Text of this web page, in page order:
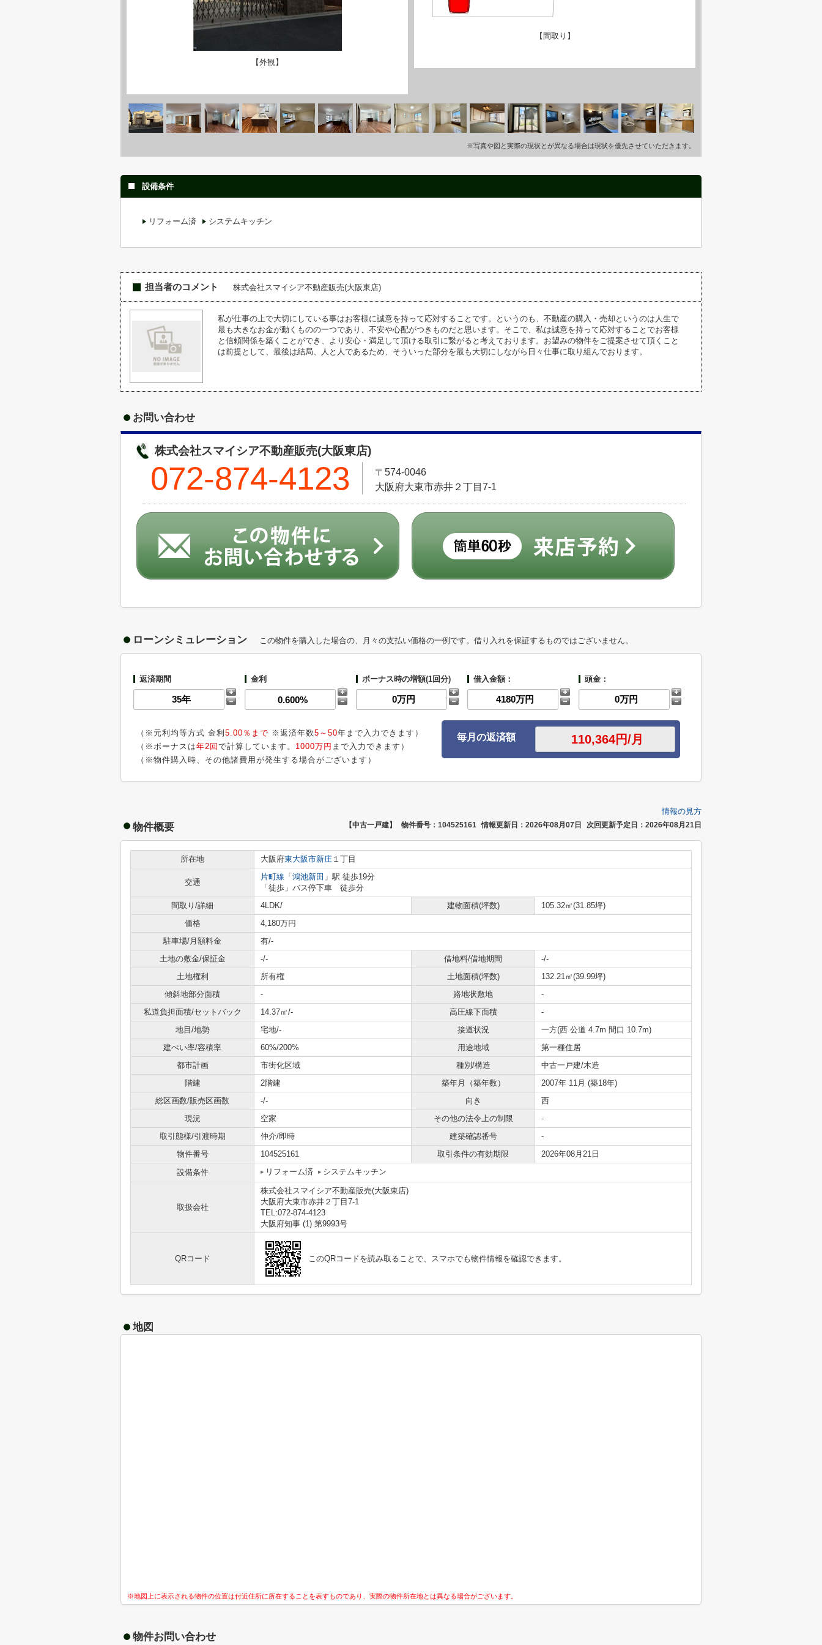
【外観】
【間取り】
※写真や図と実際の現状とが異なる場合は現状を優先させていただきます。
設備条件
リフォーム済 システムキッチン
担当者のコメント 株式会社スマイシア不動産販売(大阪東店)
私が仕事の上で大切にしている事はお客様に誠意を持って応対することです。というのも、不動産の購入・売却というのは人生で
最も大きなお金が動くものの一つであり、不安や心配がつきものだと思います。そこで、私は誠意を持って応対することでお客様
と信頼関係を築くことができ、より安心・満足して頂ける取引に繋がると考えております。お望みの物件をご提案させて頂くこと
は前提として、最後は結局、人と人であるため、そういった部分を最も大切にしながら日々仕事に取り組んでおります。
お問い合わせ
株式会社スマイシア不動産販売(大阪東店)
072-874-4123
〒574-0046
大阪府大東市赤井２丁目7-1
ローンシミュレーション この物件を購入した場合の、月々の支払い価格の一例です。借り入れを保証するものではございません。
返済期間 金利 ボーナス時の増額(1回分) 借入金額： 頭金：
（※元利均等方式 金利 5.00％まで ※返済年数5～50年まで入力できます）
（※ボーナスは年2回 で計算しています。 1000万円 まで入力できます）
（※物件購入時、その他諸費用が発生する場合がございます）
毎月の返済額
情報の見方
物件概要 【中古一戸建】 物件番号：104525161 情報更新日：2026年08月07日 次回更新予定日：2026年08月21日
所在地 大阪府東大阪市新庄 １丁目
交通
片町線 「 鴻池新田 」駅 徒歩19分
「徒歩」バス停下車 徒歩分
間取り/詳細
4LDK/ 建物面積(坪数)
105.32㎡(31.85坪)
価格
4,180万円
駐車場/月額料金
有/-
土地の敷金/保証金
-/- 借地料/借地期間
-/-
土地権利
所有権 土地面積(坪数)
132.21㎡(39.99坪)
傾斜地部分面積
- 路地状敷地
-
私道負担面積/セットバック
14.37㎡/- 高圧線下面積
-
地目/地勢
宅地/- 接道状況
一方(西 公道 4.7m 間口 10.7m)
建ぺい率/容積率
60%/200% 用途地域
第一種住居
都市計画
市街化区域 種別/構造
中古一戸建/木造
階建
2階建 築年月（築年数）
2007年 11月 (築18年)
総区画数/販売区画数
-/- 向き
西
現況
空家 その他の法令上の制限
-
取引態様/引渡時期
仲介/即時 建築確認番号
-
物件番号
104525161 取引条件の有効期限
2026年08月21日
設備条件
リフォーム済 システムキッチン
取扱会社
株式会社スマイシア不動産販売(大阪東店)
大阪府大東市赤井２丁目7-1
TEL:072-874-4123
大阪府知事 (1) 第9993号
QRコード このQRコードを読み取ることで、スマホでも物件情報を確認できます。
地図
※地図上に表示される物件の位置は付近住所に所在することを表すものであり、実際の物件所在地とは異なる場合がございます。
物件お問い合わせ